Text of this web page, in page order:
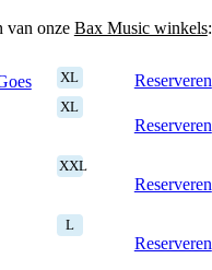
van onze Bax Music winkels:
XL
Reserveren
XL
Reserveren
XXL
Reserveren
L
Reserveren